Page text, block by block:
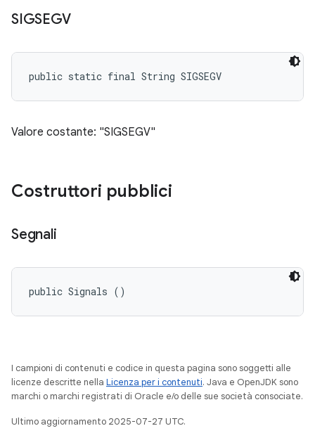
SIGSEGV
public static final String SIGSEGV
Valore costante: "SIGSEGV"
Costruttori pubblici
Segnali
public Signals ()
I campioni di contenuti e codice in questa pagina sono soggetti alle
licenze descritte nella Licenza per i contenuti. Java e OpenJDK sono
marchi o marchi registrati di Oracle e/o delle sue società consociate.
Ultimo aggiornamento 2025-07-27 UTC.